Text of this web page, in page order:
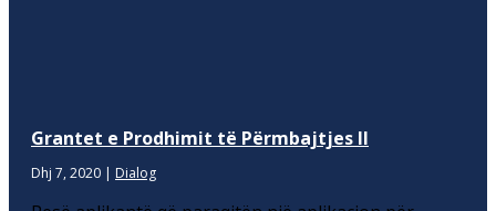
Grantet e Prodhimit të Përmbajtjes II
Dhj 7, 2020 | Dialog